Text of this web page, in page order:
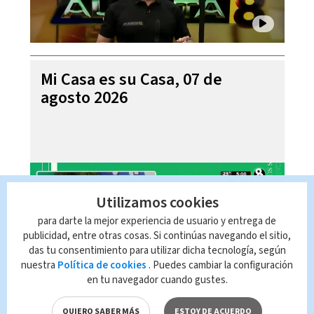
Mi Casa es su Casa, 07 de
agosto 2026
Telediario En Directo con Paula
Utilizamos cookies
para darte la mejor experiencia de usuario y entrega de
publicidad, entre otras cosas. Si continúas navegando el sitio,
das tu consentimiento para utilizar dicha tecnología, según
nuestra Política de cookies . Puedes cambiar la configuración
en tu navegador cuando gustes.
QUIERO SABER MÁS ESTOY DE ACUERDO